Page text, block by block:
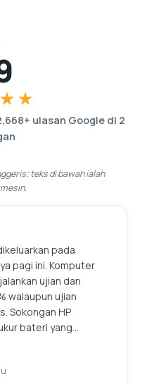
+ ulasan Google di 2
teks di bawah ialah
pada
pagi ini. Komputer
ujian dan
walaupun ujian
Sokongan HP
bateri yang
isu bateri
Sokongan HP juga